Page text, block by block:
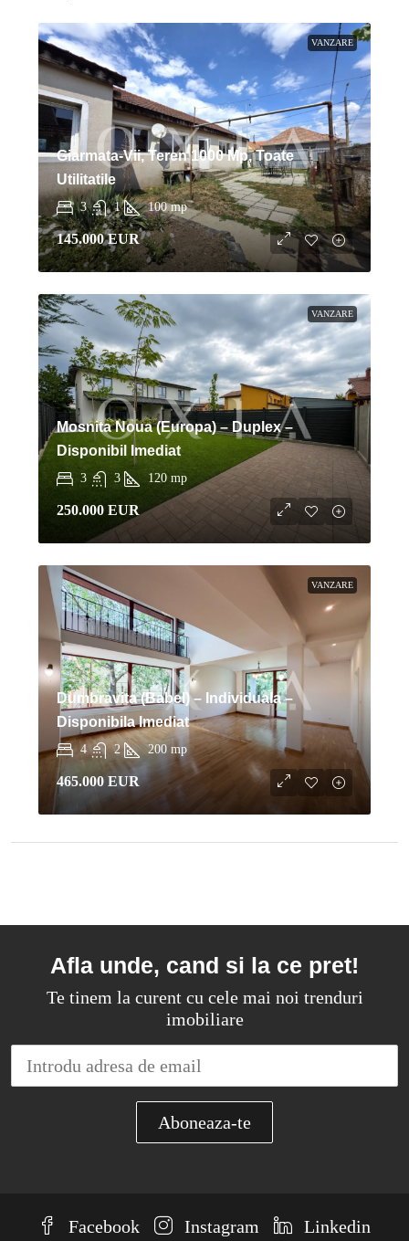
VANZARE
Giarmata-Vii, Teren 1000 Mp, Toate
Utilitatile
3 1 100 mp
145.000 EUR
VANZARE
Mosnita Noua (Europa) – Duplex –
Disponibil Imediat
3 3 120 mp
250.000 EUR
VANZARE
Dumbravita (Babel) – Individuala –
Disponibila Imediat
4 2 200 mp
465.000 EUR
Afla unde, cand si la ce pret!
Te tinem la curent cu cele mai noi trenduri
imobiliare
Facebook Instagram Linkedin